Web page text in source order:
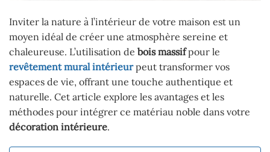
Inviter la nature à l’intérieur de votre maison est un
moyen idéal de créer une atmosphère sereine et
chaleureuse. L’utilisation de bois massifpour le
revêtement mural intérieurpeut transformer vos
espaces de vie, offrant une touche authentique et
naturelle. Cet article explore les avantages et les
méthodes pour intégrer ce matériau noble dans votre
décoration intérieure.